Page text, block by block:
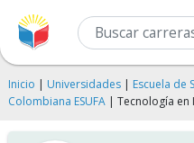
Inicio | Universidades | Escuela de
Colombiana ESUFA | Tecnología en